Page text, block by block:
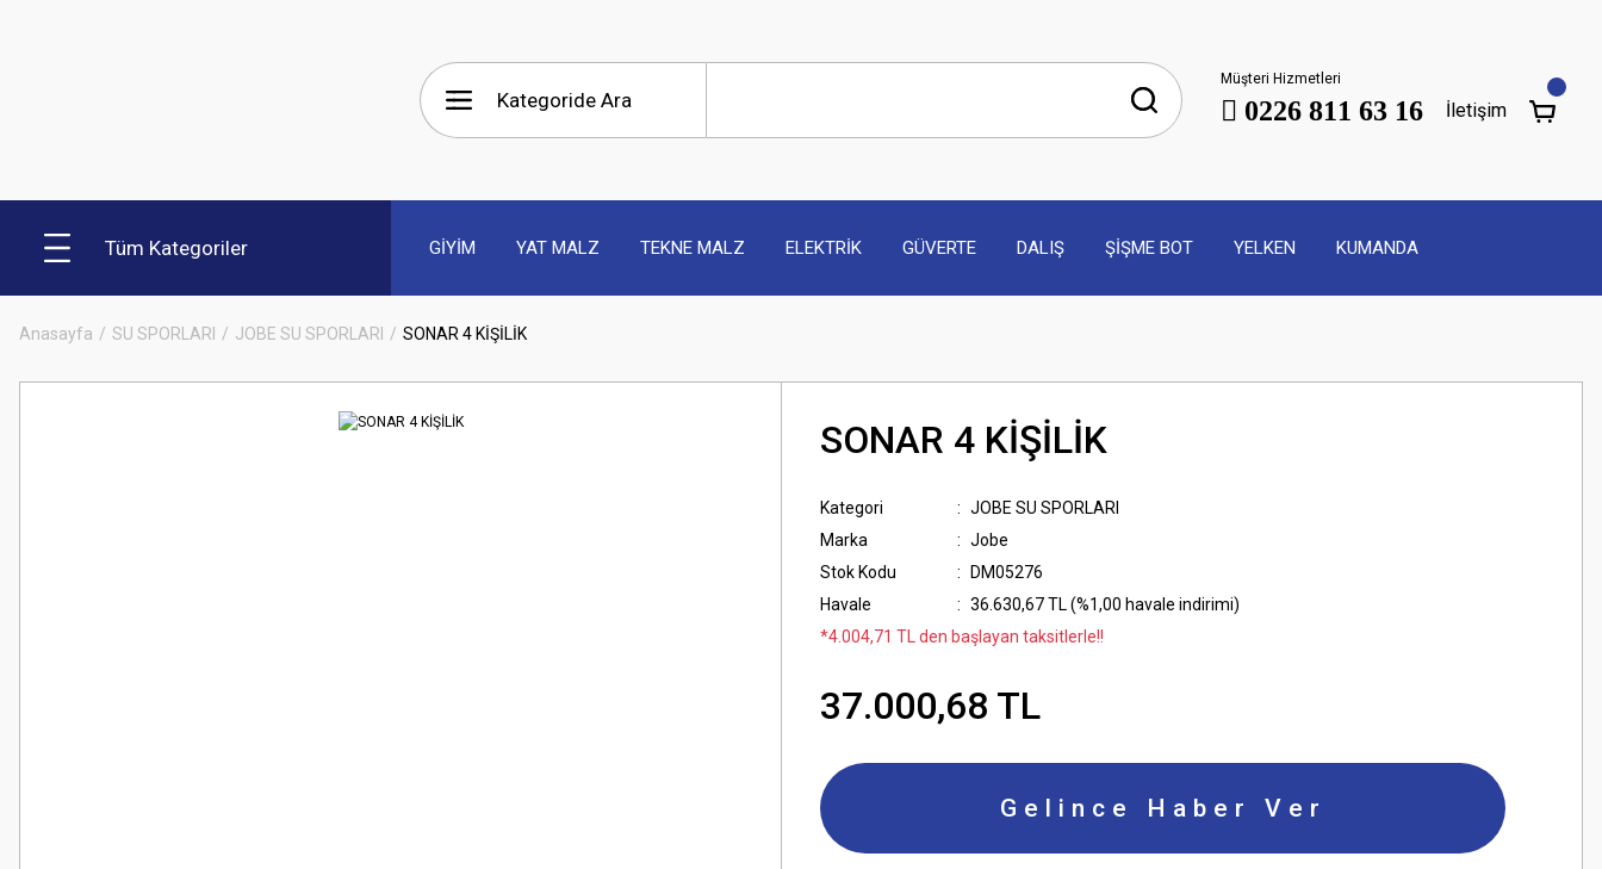
Müşteri Hizmetleri
0226 811 63 16 İletişim
Tüm Kategoriler GİYİM YAT MALZ TEKNE MALZ ELEKTRİK GÜVERTE DALIŞ ŞİŞME BOT YELKEN KUMANDA
Anasayfa SU SPORLARI JOBE SU SPORLARI SONAR 4 KİŞİLİK
SONAR 4 KİŞİLİK
Kategori
JOBE SU SPORLARI
Marka
Jobe
Stok Kodu
DM05276
Havale
36.630,67 TL (%1,00 havale indirimi)
*4.004,71 TL den başlayan taksitlerle!!
37.000,68 TL
Gelince Haber Ver